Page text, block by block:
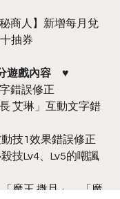
商人】新增每月兌
抽券
遊戲內容　♥
錯誤修正
艾琳」互動文字錯
技1效果錯誤修正
技Lv4、Lv5的嘲諷
魔王 撒旦」、「魔